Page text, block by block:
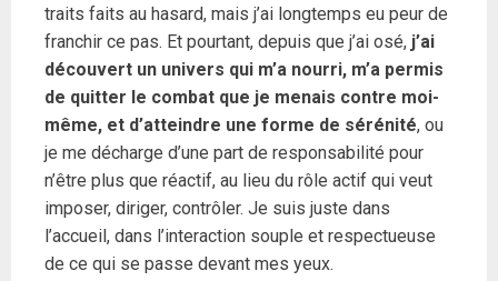
traits faits au hasard, mais j’ai longtemps eu peur de
franchir ce pas. Et pourtant, depuis que j’ai osé, j’ai
découvert un univers qui m’a nourri, m’a permis
de quitter le combat que je menais contre moi-
même, et d’atteindre une forme de sérénité, ou
je me décharge d’une part de responsabilité pour
n’être plus que réactif, au lieu du rôle actif qui veut
imposer, diriger, contrôler. Je suis juste dans
l’accueil, dans l’interaction souple et respectueuse
de ce qui se passe devant mes yeux.